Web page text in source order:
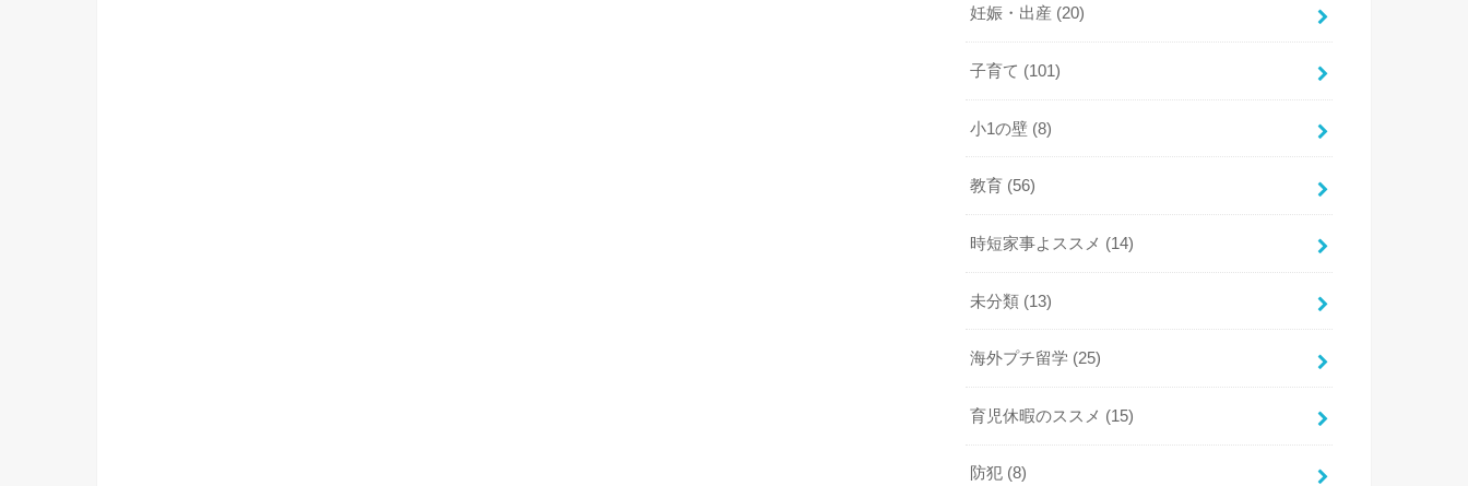
妊娠・出産 (20)
子育て (101)
小1の壁 (8)
教育 (56)
時短家事よススメ (14)
未分類 (13)
海外プチ留学 (25)
育児休暇のススメ (15)
防犯 (8)